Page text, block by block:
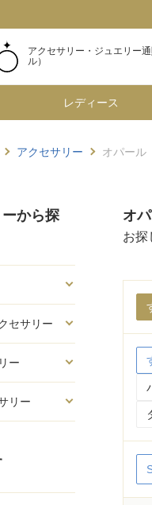
アクセサリー・ジュエリー
ル）
レディース
アクセサリー オパール
から探
セサリー
ー
リー
オ
お探